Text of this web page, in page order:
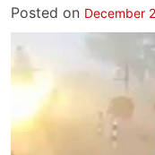
Posted on December